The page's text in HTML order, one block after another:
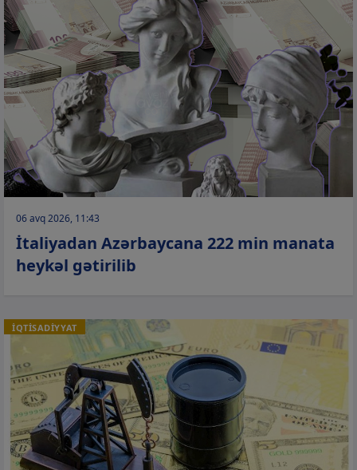
06 avq 2026, 11:43
İtaliyadan Azərbaycana 222 min manata
heykəl gətirilib
İQTİSADİYYAT